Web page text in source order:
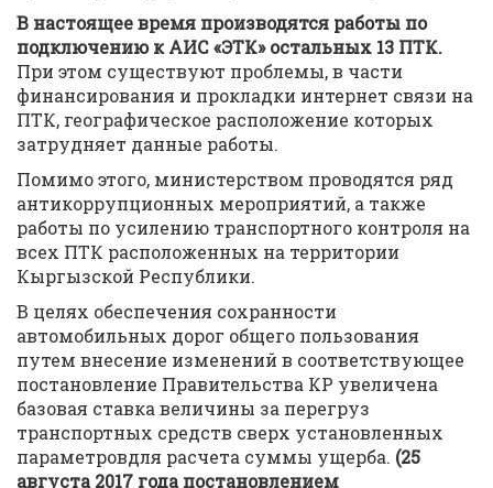
В настоящее время производятся работы по
подключению к АИС «ЭТК» остальных 13 ПТК.
При этом существуют проблемы, в части
финансирования и прокладки интернет связи на
ПТК, географическое расположение которых
затрудняет данные работы.
Помимо этого, министерством проводятся ряд
антикоррупционных мероприятий, а также
работы по усилению транспортного контроля на
всех ПТК расположенных на территории
Кыргызской Республики.
В целях обеспечения сохранности
автомобильных дорог общего пользования
путем внесение изменений в соответствующее
постановление Правительства КР увеличена
базовая ставка величины за перегруз
транспортных средств сверх установленных
параметровдля расчета суммы ущерба. (25
августа 2017 года постановлением